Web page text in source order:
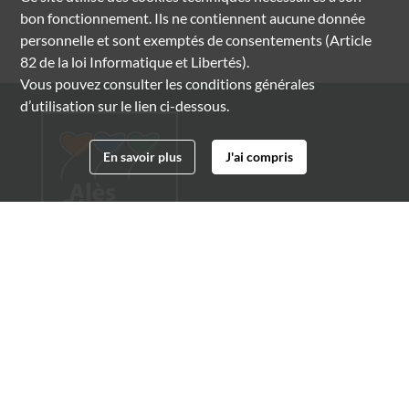
bon fonctionnement. Ils ne contiennent aucune donnée
personnelle et sont exemptés de consentements (Article
82 de la loi Informatique et Libertés).
Vous pouvez consulter les conditions générales
d’utilisation sur le lien ci-dessous.
En savoir plus J'ai compris